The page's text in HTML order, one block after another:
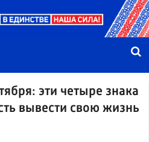
эти четыре знака
вывести свою жизнь